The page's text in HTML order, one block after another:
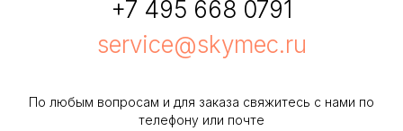
+7 495 668 0791
service@skymec.ru
По любым вопросам и для заказа свяжитесь с нами по
телефону или почте